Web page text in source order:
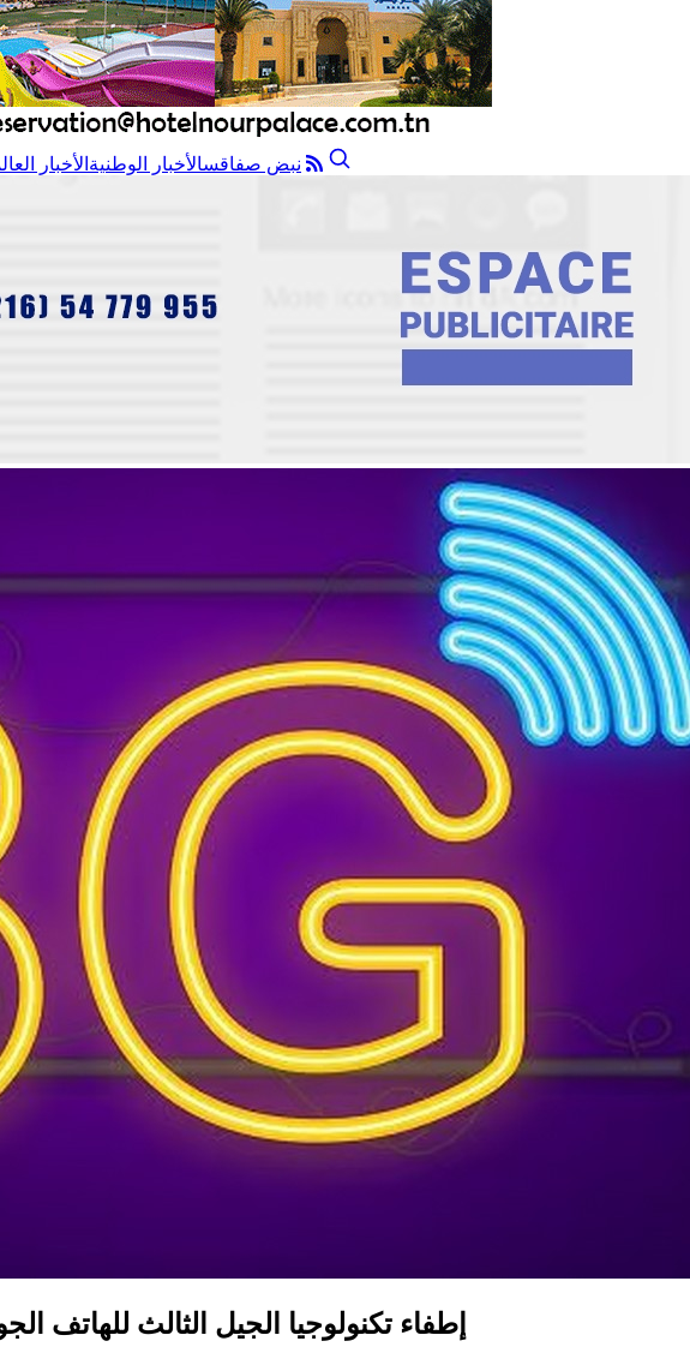
نبض صفاقسالأخبار الوطنية الأخبار
إطفاء تكنولوجيا الجيل الثالث للهاتف